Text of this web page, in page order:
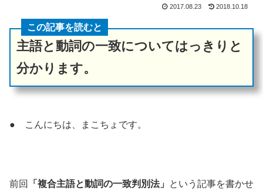
2017.08.23 2018.10.18
この記事を読むと
主語と動詞の一致についてはっきりと
分かります。
● こんにちは、まこちょです。
前回 「複合主語と動詞の一致判別法」
という記事を書かせ